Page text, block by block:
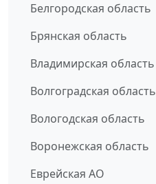
Белгородская область
Брянская область
Владимирская область
Волгоградская область
Вологодская область
Воронежская область
Еврейская АО